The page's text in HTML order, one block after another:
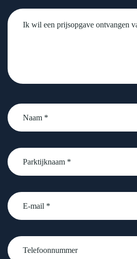
Untitled
Naam
*
Parktijknaam
*
email
Telefoonnummer